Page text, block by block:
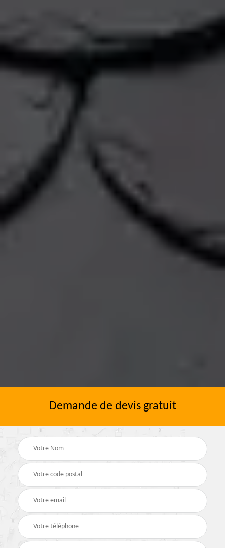
Demande de devis gratuit